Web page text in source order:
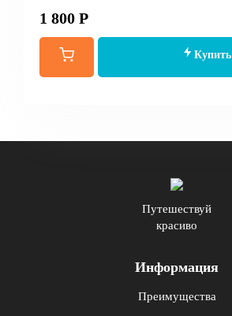
1 800 Р
Купить
Путешествуй
красиво
Информация
Преимущества